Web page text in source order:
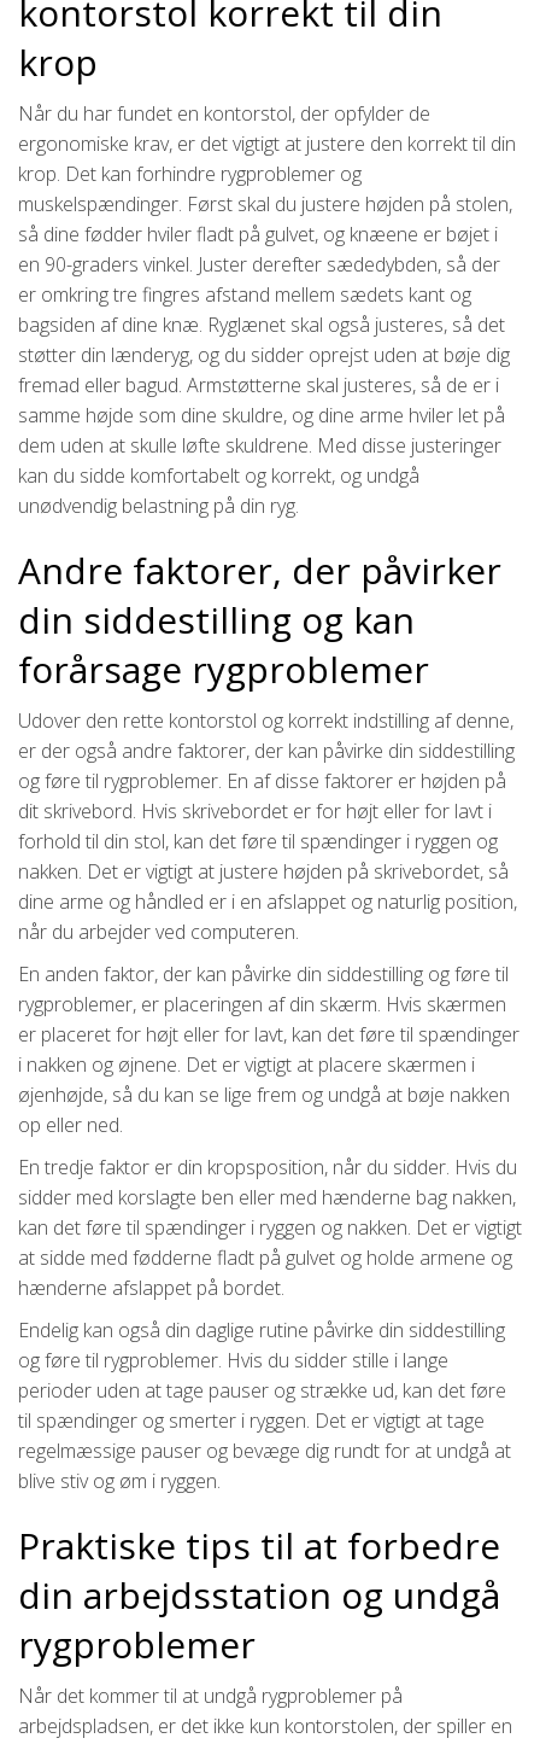
kontorstol korrekt til din
krop
Når du har fundet en kontorstol, der opfylder de
ergonomiske krav, er det vigtigt at justere den korrekt til din
krop. Det kan forhindre rygproblemer og
muskelspændinger. Først skal du justere højden på stolen,
så dine fødder hviler fladt på gulvet, og knæene er bøjet i
en 90-graders vinkel. Juster derefter sædedybden, så der
er omkring tre fingres afstand mellem sædets kant og
bagsiden af dine knæ. Ryglænet skal også justeres, så det
støtter din lænderyg, og du sidder oprejst uden at bøje dig
fremad eller bagud. Armstøtterne skal justeres, så de er i
samme højde som dine skuldre, og dine arme hviler let på
dem uden at skulle løfte skuldrene. Med disse justeringer
kan du sidde komfortabelt og korrekt, og undgå
unødvendig belastning på din ryg.
Andre faktorer, der påvirker
din siddestilling og kan
forårsage rygproblemer
Udover den rette kontorstol og korrekt indstilling af denne,
er der også andre faktorer, der kan påvirke din siddestilling
og føre til rygproblemer. En af disse faktorer er højden på
dit skrivebord. Hvis skrivebordet er for højt eller for lavt i
forhold til din stol, kan det føre til spændinger i ryggen og
nakken. Det er vigtigt at justere højden på skrivebordet, så
dine arme og håndled er i en afslappet og naturlig position,
når du arbejder ved computeren.
En anden faktor, der kan påvirke din siddestilling og føre til
rygproblemer, er placeringen af din skærm. Hvis skærmen
er placeret for højt eller for lavt, kan det føre til spændinger
i nakken og øjnene. Det er vigtigt at placere skærmen i
øjenhøjde, så du kan se lige frem og undgå at bøje nakken
op eller ned.
En tredje faktor er din kropsposition, når du sidder. Hvis du
sidder med korslagte ben eller med hænderne bag nakken,
kan det føre til spændinger i ryggen og nakken. Det er vigtigt
at sidde med fødderne fladt på gulvet og holde armene og
hænderne afslappet på bordet.
Endelig kan også din daglige rutine påvirke din siddestilling
og føre til rygproblemer. Hvis du sidder stille i lange
perioder uden at tage pauser og strække ud, kan det føre
til spændinger og smerter i ryggen. Det er vigtigt at tage
regelmæssige pauser og bevæge dig rundt for at undgå at
blive stiv og øm i ryggen.
Praktiske tips til at forbedre
din arbejdsstation og undgå
rygproblemer
Når det kommer til at undgå rygproblemer på
arbejdspladsen, er det ikke kun kontorstolen, der spiller en